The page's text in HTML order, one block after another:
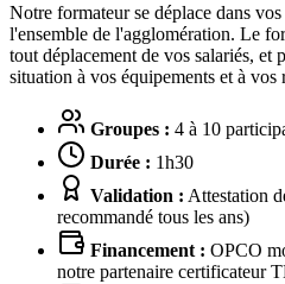
Notre formateur se déplace dans
l'ensemble de l'agglomération. Le
tout déplacement de vos salariés, et
situation à vos équipements et à vos
Groupes : 4 à 10
Durée : 1h30
Validation : Attestation
recommandé tous les ans)
Financement : OPCO
notre partenaire certificateur